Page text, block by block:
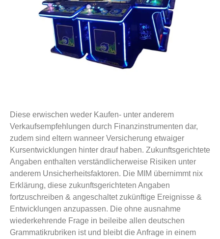
Diese erwischen weder Kaufen- unter anderem
Verkaufsempfehlungen durch Finanzinstrumenten dar,
zudem sind eltern wanneer Versicherung etwaiger
Kursentwicklungen hinter drauf haben. Zukunftsgerichtete
Angaben enthalten verständlicherweise Risiken unter
anderem Unsicherheitsfaktoren. Die MIM übernimmt nix
Erklärung, diese zukunftsgerichteten Angaben
fortzuschreiben & angeschaltet zukünftige Ereignisse &
Entwicklungen anzupassen. Die ohne ausnahme
wiederkehrende Frage in beileibe allen deutschen
Grammatikrubriken ist und bleibt die Anfrage in einem